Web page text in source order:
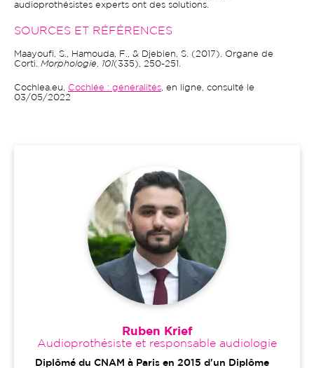
audioprothésistes experts ont des solutions.
SOURCES ET RÉFÉRENCES
Maayoufi, S., Hamouda, F., & Djebien, S. (2017). Organe de
Corti. Morphologie 101(335), 250-251.
Cochlea.eu, Cochlée : généralités , en ligne, consulté le
03/05/2022
Ruben Krief
Audioprothésiste et responsable audiologie
Diplômé du CNAM à Paris en 2015 d'un Diplôme